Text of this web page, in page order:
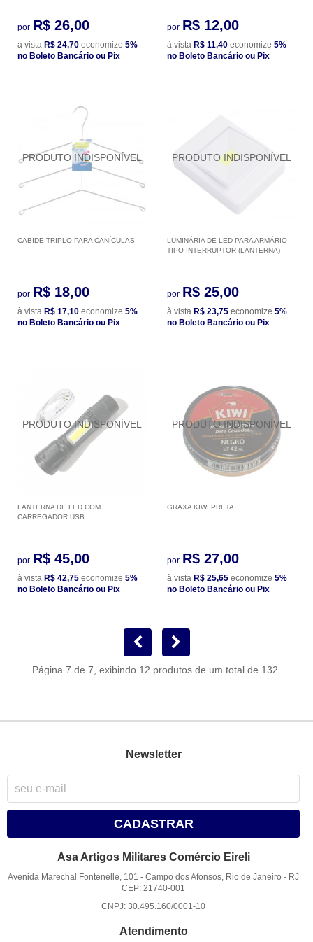
por R$ 26,00
à vista R$ 24,70 economize 5%
no Boleto Bancário ou Pix
por R$ 12,00
à vista R$ 11,40 economize 5%
no Boleto Bancário ou Pix
CABIDE TRIPLO PARA CANÍCULAS
por R$ 18,00
à vista R$ 17,10 economize 5%
no Boleto Bancário ou Pix
LUMINÁRIA DE LED PARA ARMÁRIO
TIPO INTERRUPTOR (LANTERNA)
por R$ 25,00
à vista R$ 23,75 economize 5%
no Boleto Bancário ou Pix
LANTERNA DE LED COM
CARREGADOR USB
por R$ 45,00
à vista R$ 42,75 economize 5%
no Boleto Bancário ou Pix
GRAXA KIWI PRETA
por R$ 27,00
à vista R$ 25,65 economize 5%
no Boleto Bancário ou Pix
Página 7 de 7, exibindo 12 produtos de um total de 132.
Newsletter
CADASTRAR
Asa Artigos Militares Comércio Eireli
Avenida Marechal Fontenelle, 101 -Campo dos Afonsos, Rio de Janeiro - RJ
CEP: 21740-001
CNPJ: 30.495.160/0001-10
Atendimento